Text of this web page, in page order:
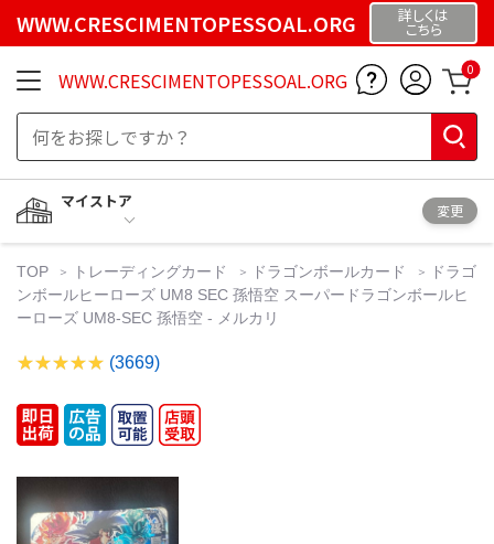
WWW.CRESCIMENTOPESSOAL.ORG 詳しくは
こちら
WWW.CRESCIMENTOPESSOAL.ORG 0
マイストア
変更
TOP トレーディングカード ドラゴンボールカード
ドラゴ
ンボールヒーローズ UM8 SEC 孫悟空 スーパードラゴンボールヒ
ーローズ UM8-SEC 孫悟空 - メルカリ
(3669)